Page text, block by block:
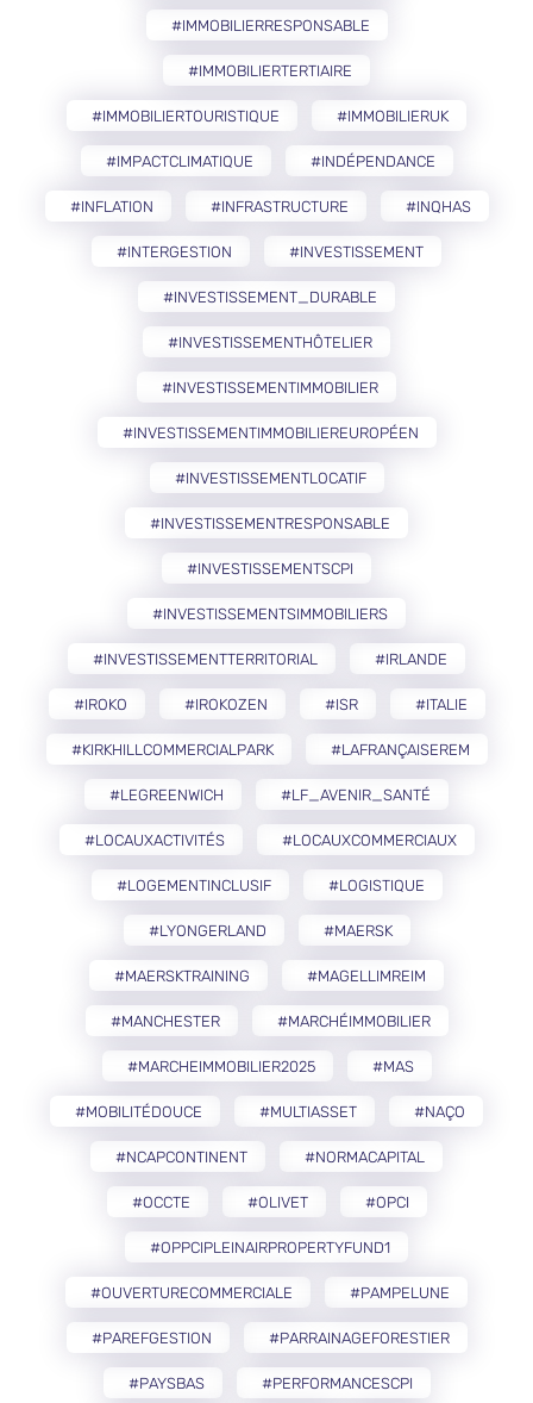
#IMMOBILIERRESPONSABLE
#IMMOBILIERTERTIAIRE
#IMMOBILIERTOURISTIQUE #IMMOBILIERUK
#IMPACTCLIMATIQUE #INDÉPENDANCE
#INFLATION #INFRASTRUCTURE #INQHAS
#INTERGESTION #INVESTISSEMENT
#INVESTISSEMENT_DURABLE
#INVESTISSEMENTHÔTELIER
#INVESTISSEMENTIMMOBILIER
#INVESTISSEMENTIMMOBILIEREUROPÉEN
#INVESTISSEMENTLOCATIF
#INVESTISSEMENTRESPONSABLE
#INVESTISSEMENTSCPI
#INVESTISSEMENTSIMMOBILIERS
#INVESTISSEMENTTERRITORIAL #IRLANDE
#IROKO #IROKOZEN #ISR #ITALIE
#KIRKHILLCOMMERCIALPARK #LAFRANÇAISEREM
#LEGREENWICH #LF_AVENIR_SANTÉ
#LOCAUXACTIVITÉS #LOCAUXCOMMERCIAUX
#LOGEMENTINCLUSIF #LOGISTIQUE
#LYONGERLAND #MAERSK
#MAERSKTRAINING #MAGELLIMREIM
#MANCHESTER #MARCHÉIMMOBILIER
#MARCHEIMMOBILIER2025 #MAS
#MOBILITÉDOUCE #MULTIASSET #NAÇO
#NCAPCONTINENT #NORMACAPITAL
#OCCTE #OLIVET #OPCI
#OPPCIPLEINAIRPROPERTYFUND1
#OUVERTURECOMMERCIALE #PAMPELUNE
#PAREFGESTION #PARRAINAGEFORESTIER
#PAYSBAS #PERFORMANCESCPI